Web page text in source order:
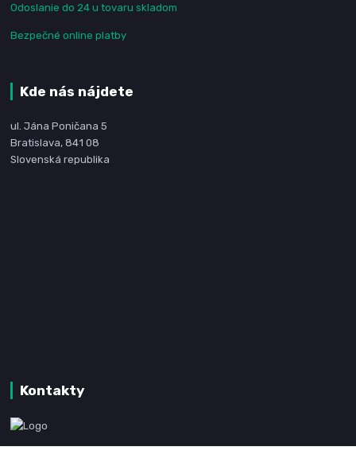
Odoslanie do 24 u tovaru skladom
Bezpečné online platby
Kde nás nájdete
ul. Jána Poničana 5
Bratislava, 841 08
Slovenská republika
Kontakty